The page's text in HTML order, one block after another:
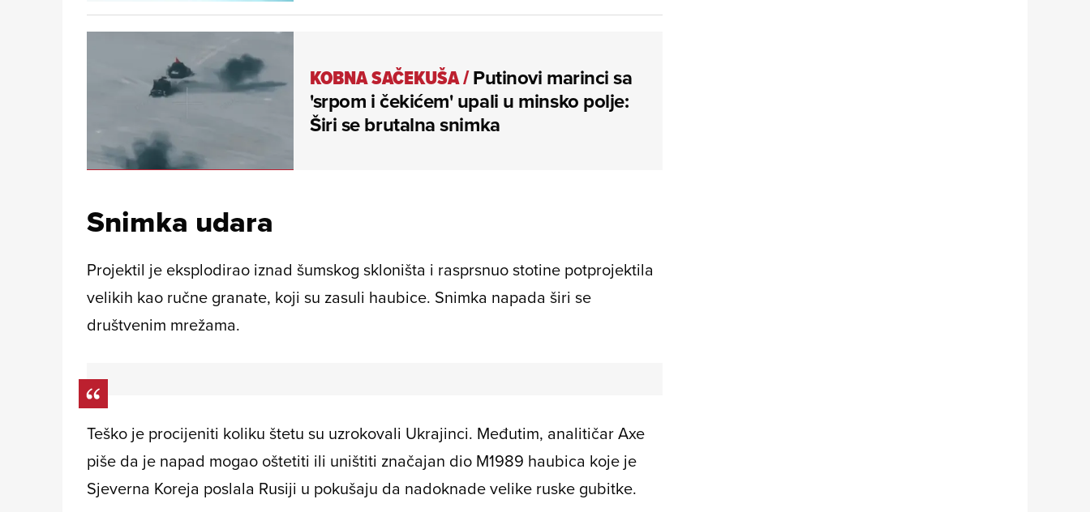
KOBNA SAČEKUŠA/Putinovi marinci sa
'srpom i čekićem' upali u minsko polje:
Širi se brutalna snimka
Snimka udara
Projektil je eksplodirao iznad šumskog skloništa i rasprsnuo stotine potprojektila
velikih kao ručne granate, koji su zasuli haubice. Snimka napada širi se
društvenim mrežama.
Teško je procijeniti koliku štetu su uzrokovali Ukrajinci. Međutim, analitičar Axe
piše da je napad mogao oštetiti ili uništiti značajan dio M1989 haubica koje je
Sjeverna Koreja poslala Rusiji u pokušaju da nadoknade velike ruske gubitke.